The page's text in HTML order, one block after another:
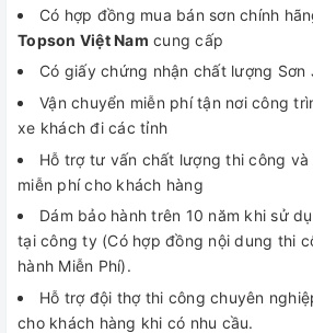
Có hợp đồng mua bán sơn chính
Topson Việt Nam cung cấp
Có giấy chứng nhận chất lượng Sơn
Vận chuyển miễn phí tận nơi công
xe khách đi các tỉnh
Hỗ trợ tư vấn chất lượng thi công và
miễn phí cho khách hàng
Dám bảo hành trên 10 năm khi sử
tại công ty (Có hợp đồng nội dung thi
hành Miễn Phí).
Hỗ trợ đội thợ thi công chuyên
cho khách hàng khi có nhu cầu.